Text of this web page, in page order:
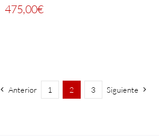
475,00€
Anterior 1 2 3 Siguiente